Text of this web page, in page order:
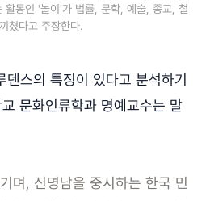
활동인 '놀이'가 법률, 문학, 예술, 종교, 철
쳤다고 주장한다.
스의 특징이 있다고 분석하기
문화인류학과 명예교수는 말
며, 신명남을 중시하는 한국 민